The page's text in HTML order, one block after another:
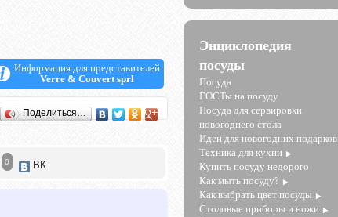
Информация для представителей
Verre & Couvert sprl
Поделиться…
0 ВК
Энциклопедия
посуды
Посуда
ГОСТы на посуду
Посуда для сервировки
новогоднего стола
Идеи для новогодних подарков
Техника для кухни
Купить посуду недорого
Как мыть посуду?
Как выбрать цвет посуды
Столовые приборы и ножи